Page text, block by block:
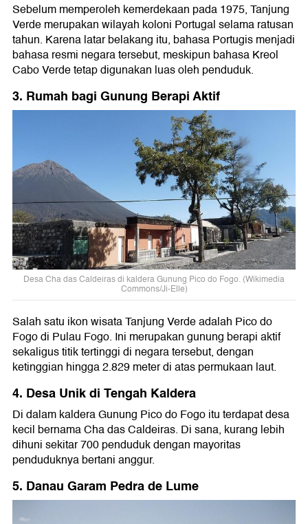
Sebelum memperoleh kemerdekaan pada 1975, Tanjung
Verde merupakan wilayah koloni Portugal selama ratusan
tahun. Karena latar belakang itu, bahasa Portugis menjadi
bahasa resmi negara tersebut, meskipun bahasa Kreol
Cabo Verde tetap digunakan luas oleh penduduk.
3. Rumah bagi Gunung Berapi Aktif
Desa Cha das Caldeiras di kaldera Gunung Pico do Fogo. (Wikimedia
Commons/Ji-Elle)
Salah satu ikon wisata Tanjung Verde adalah Pico do
Fogo di Pulau Fogo. Ini merupakan gunung berapi aktif
sekaligus titik tertinggi di negara tersebut, dengan
ketinggian hingga 2.829 meter di atas permukaan laut.
4. Desa Unik di Tengah Kaldera
Di dalam kaldera Gunung Pico do Fogo itu terdapat desa
kecil bernama Cha das Caldeiras. Di sana, kurang lebih
dihuni sekitar 700 penduduk dengan mayoritas
penduduknya bertani anggur.
5. Danau Garam Pedra de Lume